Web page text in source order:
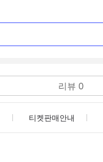
리뷰 0
티켓판매안내